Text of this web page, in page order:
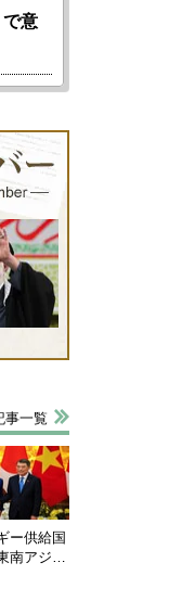
意
事一覧
ー供給国
南アジ…